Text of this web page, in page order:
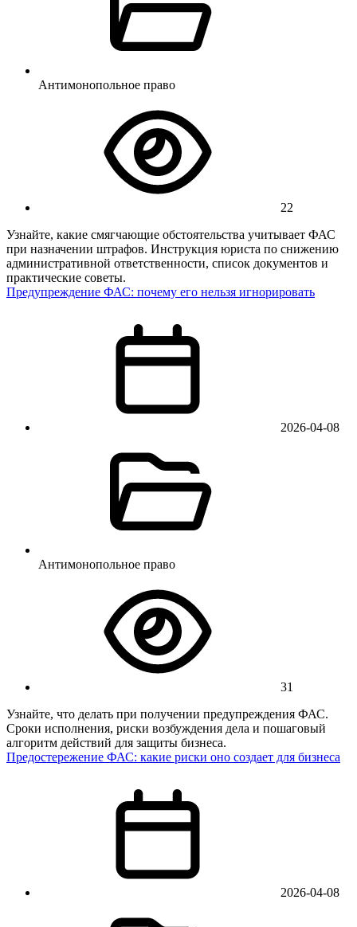
Антимонопольное право
22
Узнайте, какие смягчающие обстоятельства учитывает ФАС
при назначении штрафов. Инструкция юриста по снижению
административной ответственности, список документов и
практические советы.
Предупреждение ФАС: почему его нельзя игнорировать
2026-04-08
Антимонопольное право
31
Узнайте, что делать при получении предупреждения ФАС.
Сроки исполнения, риски возбуждения дела и пошаговый
алгоритм действий для защиты бизнеса.
Предостережение ФАС: какие риски оно создает для бизнеса
2026-04-08